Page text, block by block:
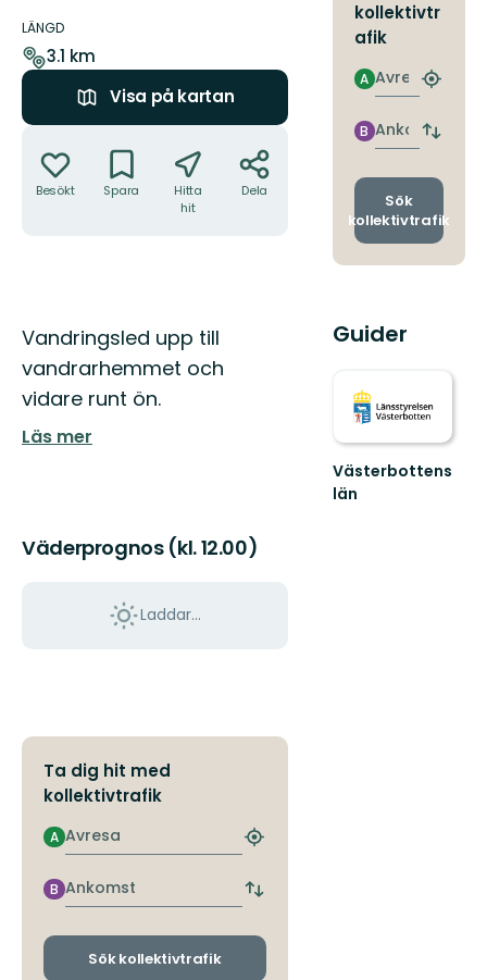
om
leden
LÄNGD
3.1 km
Visa på kartan
Besökt Spara
Hitta
hit
Dela
Beskrivning
Vandringsled upp till
vandrarhemmet och
vidare runt ön.
Läs mer
Väderprognos (kl. 12.00)
Laddar...
Ta dig hit med
kollektivtrafik
Avresa
A
Hitta
hållplats
Ankomst
B
Byt
och
Sök kollektivtrafik
kollektivtr
afik
Avresa
A
Hitta
Ankomst
B
Byt
och
Sök
kollektivtrafik
Guider
Västerbottens
län